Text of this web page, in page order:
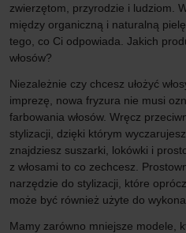
zwierzętom, przyrodzie i ludziom.
między organiczną i naturalną
tego, co Ci odpowiada. Jakich
włosów?
Niezależnie czy chcesz ułożyć
imprezę, nowa fryzura nie musi
farbowania włosów. Wręcz
stylizacji, dzięki którym
znajdziesz suszarki, lokówki i
z włosami to co zechcesz.
narzędzie do stylizacji, które
może być również użyte do
Mamy zarówno mniejsze modele,